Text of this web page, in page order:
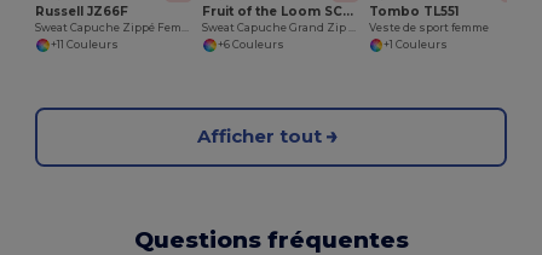
Russell JZ66F
+11 Couleurs
Fruit of the Loom SC375
+6 Couleurs
Tombo TL551
Veste de sport femme
+1 Couleurs
Afficher tout
Questions fréquentes